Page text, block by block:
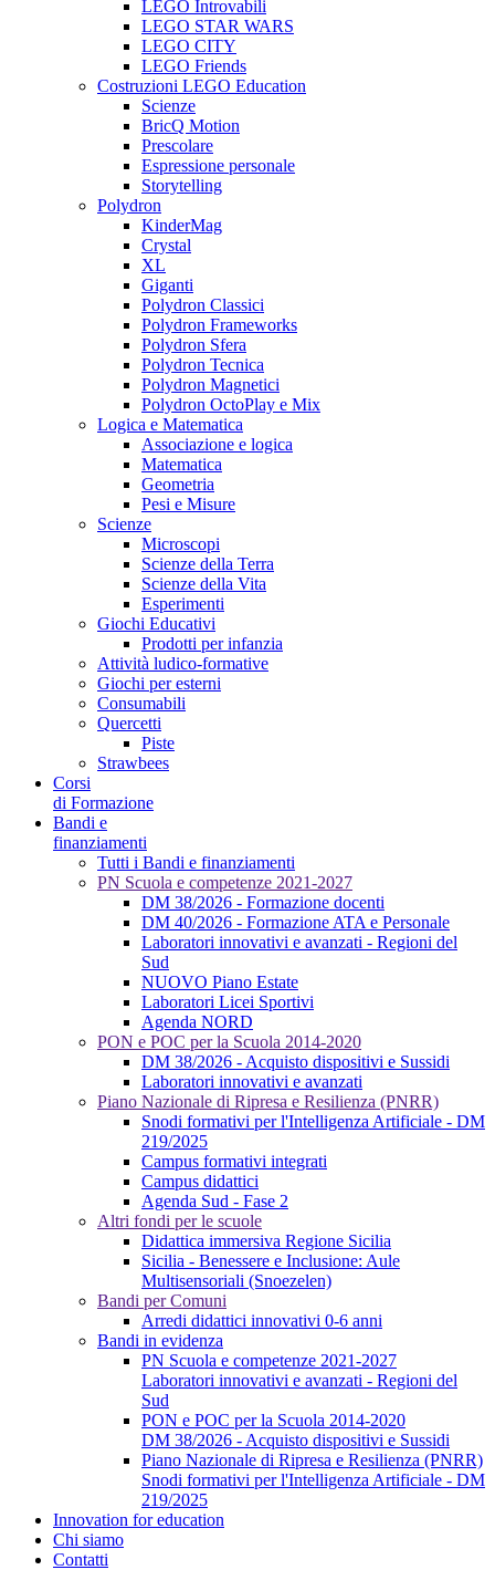
LEGO Introvabili
LEGO STAR WARS
LEGO CITY
LEGO Friends
Costruzioni LEGO Education
Scienze
BricQ Motion
Prescolare
Espressione personale
Storytelling
Polydron
KinderMag
Crystal
XL
Giganti
Polydron Classici
Polydron Frameworks
Polydron Sfera
Polydron Tecnica
Polydron Magnetici
Polydron OctoPlay e Mix
Logica e Matematica
Associazione e logica
Matematica
Geometria
Pesi e Misure
Scienze
Microscopi
Scienze della Terra
Scienze della Vita
Esperimenti
Giochi Educativi
Prodotti per infanzia
Attività ludico-formative
Giochi per esterni
Consumabili
Quercetti
Piste
Strawbees
Corsi
di Formazione
Bandi e
finanziamenti
Tutti i Bandi e finanziamenti
PN Scuola e competenze 2021-2027
DM 38/2026 - Formazione docenti
DM 40/2026 - Formazione ATA e Personale
Laboratori innovativi e avanzati - Regioni del
Sud
NUOVO Piano Estate
Laboratori Licei Sportivi
Agenda NORD
PON e POC per la Scuola 2014-2020
DM 38/2026 - Acquisto dispositivi e Sussidi
Laboratori innovativi e avanzati
Piano Nazionale di Ripresa e Resilienza (PNRR)
Snodi formativi per l'Intelligenza Artificiale - DM
219/2025
Campus formativi integrati
Campus didattici
Agenda Sud - Fase 2
Altri fondi per le scuole
Didattica immersiva Regione Sicilia
Sicilia - Benessere e Inclusione: Aule
Multisensoriali (Snoezelen)
Bandi per Comuni
Arredi didattici innovativi 0-6 anni
Bandi in evidenza
PN Scuola e competenze 2021-2027
Laboratori innovativi e avanzati - Regioni del
Sud
PON e POC per la Scuola 2014-2020
DM 38/2026 - Acquisto dispositivi e Sussidi
Piano Nazionale di Ripresa e Resilienza (PNRR)
Snodi formativi per l'Intelligenza Artificiale - DM
219/2025
Innovation for education
Chi siamo
Contatti